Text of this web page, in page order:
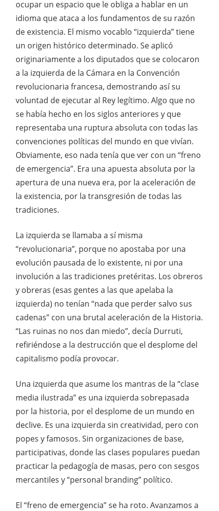
ocupar un espacio que le obliga a hablar en un
idioma que ataca a los fundamentos de su razón
de existencia. El mismo vocablo “izquierda” tiene
un origen histórico determinado. Se aplicó
originariamente a los diputados que se colocaron
a la izquierda de la Cámara en la Convención
revolucionaria francesa, demostrando así su
voluntad de ejecutar al Rey legítimo. Algo que no
se había hecho en los siglos anteriores y que
representaba una ruptura absoluta con todas las
convenciones políticas del mundo en que vivían.
Obviamente, eso nada tenía que ver con un “freno
de emergencia”. Era una apuesta absoluta por la
apertura de una nueva era, por la aceleración de
la existencia, por la transgresión de todas las
tradiciones.
La izquierda se llamaba a sí misma
“revolucionaria”, porque no apostaba por una
evolución pausada de lo existente, ni por una
involución a las tradiciones pretéritas. Los obreros
y obreras (esas gentes a las que apelaba la
izquierda) no tenían “nada que perder salvo sus
cadenas” con una brutal aceleración de la Historia.
“Las ruinas no nos dan miedo”, decía Durruti,
refiriéndose a la destrucción que el desplome del
capitalismo podía provocar.
Una izquierda que asume los mantras de la “clase
media ilustrada” es una izquierda sobrepasada
por la historia, por el desplome de un mundo en
declive. Es una izquierda sin creatividad, pero con
popes y famosos. Sin organizaciones de base,
participativas, donde las clases populares puedan
practicar la pedagogía de masas, pero con sesgos
mercantiles y “personal branding” político.
El “freno de emergencia” se ha roto. Avanzamos a